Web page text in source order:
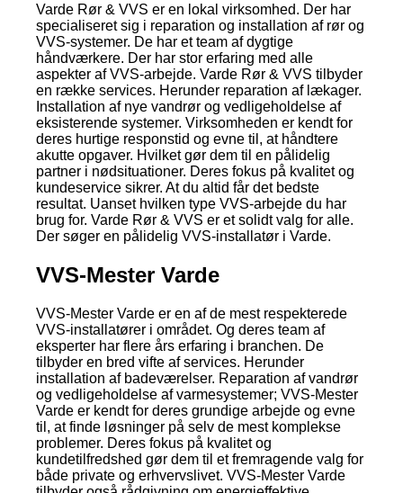
Varde Rør & VVS er en lokal virksomhed. Der har
specialiseret sig i reparation og installation af rør og
VVS-systemer. De har et team af dygtige
håndværkere. Der har stor erfaring med alle
aspekter af VVS-arbejde. Varde Rør & VVS tilbyder
en række services. Herunder reparation af lækager.
Installation af nye vandrør og vedligeholdelse af
eksisterende systemer. Virksomheden er kendt for
deres hurtige responstid og evne til, at håndtere
akutte opgaver. Hvilket gør dem til en pålidelig
partner i nødsituationer. Deres fokus på kvalitet og
kundeservice sikrer. At du altid får det bedste
resultat. Uanset hvilken type VVS-arbejde du har
brug for. Varde Rør & VVS er et solidt valg for alle.
Der søger en pålidelig VVS-installatør i Varde.
VVS-Mester Varde
VVS-Mester Varde er en af de mest respekterede
VVS-installatører i området. Og deres team af
eksperter har flere års erfaring i branchen. De
tilbyder en bred vifte af services. Herunder
installation af badeværelser. Reparation af vandrør
og vedligeholdelse af varmesystemer; VVS-Mester
Varde er kendt for deres grundige arbejde og evne
til, at finde løsninger på selv de mest komplekse
problemer. Deres fokus på kvalitet og
kundetilfredshed gør dem til et fremragende valg for
både private og erhvervslivet. VVS-Mester Varde